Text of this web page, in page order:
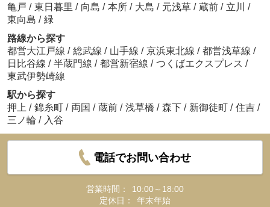
亀戸 / 東日暮里 / 向島 / 本所 / 大島 / 元浅草 / 蔵前 / 立川 /
東向島 / 緑
路線から探す
都営大江戸線 / 総武線 / 山手線 / 京浜東北線 / 都営浅草線 /
日比谷線 / 半蔵門線 / 都営新宿線 / つくばエクスプレス /
東武伊勢崎線
駅から探す
押上 / 錦糸町 / 両国 / 蔵前 / 浅草橋 / 森下 / 新御徒町 / 住吉 /
三ノ輪 / 入谷
電話でお問い合わせ
営業時間：
10:00～18:00
定休日：
年末年始